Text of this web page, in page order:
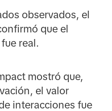
observados, el
que el
real.
mostró que,
el valor
interacciones fue